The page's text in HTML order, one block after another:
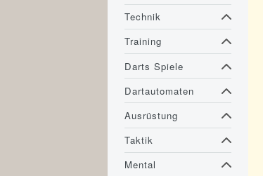
Technik
Training
Darts Spiele
Dartautomaten
Ausrüstung
Taktik
Mental